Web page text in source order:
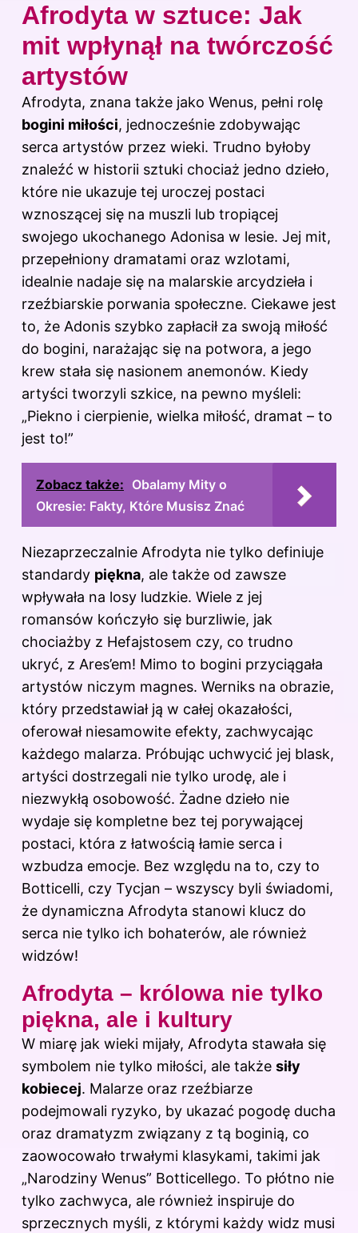
Afrodyta w sztuce: Jak
mit wpłynął na twórczość
artystów
Afrodyta, znana także jako Wenus, pełni rolę
bogini miłości, jednocześnie zdobywając
serca artystów przez wieki. Trudno byłoby
znaleźć w historii sztuki chociaż jedno dzieło,
które nie ukazuje tej uroczej postaci
wznoszącej się na muszli lub tropiącej
swojego ukochanego Adonisa w lesie. Jej mit,
przepełniony dramatami oraz wzlotami,
idealnie nadaje się na malarskie arcydzieła i
rzeźbiarskie porwania społeczne. Ciekawe jest
to, że Adonis szybko zapłacił za swoją miłość
do bogini, narażając się na potwora, a jego
krew stała się nasionem anemonów. Kiedy
artyści tworzyli szkice, na pewno myśleli:
„Piekno i cierpienie, wielka miłość, dramat – to
jest to!”
Zobacz także: Obalamy Mity o
Okresie: Fakty, Które Musisz Znać
Niezaprzeczalnie Afrodyta nie tylko definiuje
standardy piękna, ale także od zawsze
wpływała na losy ludzkie. Wiele z jej
romansów kończyło się burzliwie, jak
chociażby z Hefajstosem czy, co trudno
ukryć, z Ares’em! Mimo to bogini przyciągała
artystów niczym magnes. Werniks na obrazie,
który przedstawiał ją w całej okazałości,
oferował niesamowite efekty, zachwycając
każdego malarza. Próbując uchwycić jej blask,
artyści dostrzegali nie tylko urodę, ale i
niezwykłą osobowość. Żadne dzieło nie
wydaje się kompletne bez tej porywającej
postaci, która z łatwością łamie serca i
wzbudza emocje. Bez względu na to, czy to
Botticelli, czy Tycjan – wszyscy byli świadomi,
że dynamiczna Afrodyta stanowi klucz do
serca nie tylko ich bohaterów, ale również
widzów!
Afrodyta – królowa nie tylko
piękna, ale i kultury
W miarę jak wieki mijały, Afrodyta stawała się
symbolem nie tylko miłości, ale także siły
kobiecej. Malarze oraz rzeźbiarze
podejmowali ryzyko, by ukazać pogodę ducha
oraz dramatyzm związany z tą boginią, co
zaowocowało trwałymi klasykami, takimi jak
„Narodziny Wenus” Botticellego. To płótno nie
tylko zachwyca, ale również inspiruje do
sprzecznych myśli, z którymi każdy widz musi